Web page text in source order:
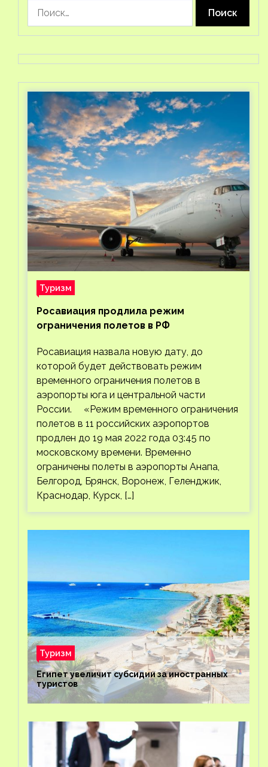
Туризм
Росавиация продлила режим
ограничения полетов в РФ
Росавиация назвала новую дату, до
которой будет действовать режим
временного ограничения полетов в
аэропорты юга и центральной части
России. «Режим временного ограничения
полетов в 11 российских аэропортов
продлен до 19 мая 2022 года 03:45 по
московскому времени. Временно
ограничены полеты в аэропорты Анапа,
Белгород, Брянск, Воронеж, Геленджик,
Краснодар, Курск, […]
Туризм
Египет увеличит субсидии за иностранных
туристов